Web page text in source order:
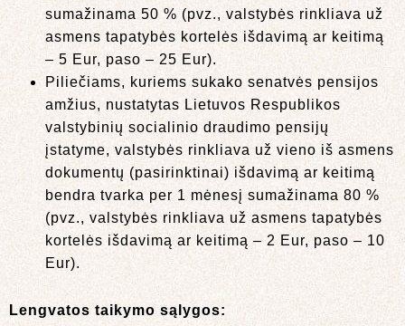
sumažinama 50 % (pvz., valstybės rinkliava už
asmens tapatybės kortelės išdavimą ar keitimą
– 5 Eur, paso – 25 Eur).
Piliečiams, kuriems sukako senatvės pensijos
amžius, nustatytas Lietuvos Respublikos
valstybinių socialinio draudimo pensijų
įstatyme, valstybės rinkliava už vieno iš asmens
dokumentų (pasirinktinai) išdavimą ar keitimą
bendra tvarka per 1 mėnesį sumažinama 80 %
(pvz., valstybės rinkliava už asmens tapatybės
kortelės išdavimą ar keitimą – 2 Eur, paso – 10
Eur).
Lengvatos taikymo sąlygos: